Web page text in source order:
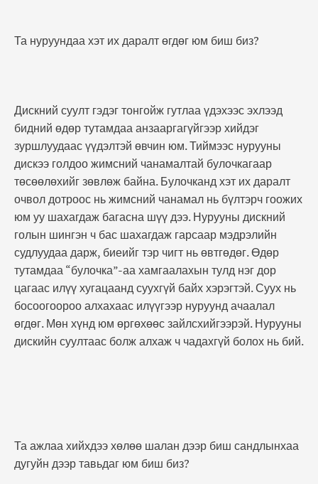
Та нуруундаа хэт их даралт өгдөг юм биш биз?
Дискний суулт гэдэг тонгойж гутлаа үдэхээс эхлээд
бидний өдөр тутамдаа анзааргагүйгээр хийдэг
зуршлуудаас үүдэлтэй өвчин юм. Тиймээс нурууны
дискээ голдоо жимсний чанамалтай булочкагаар
төсөөлөхийг зөвлөж байна. Булочканд хэт их даралт
очвол дотроос нь жимсний чанамал нь бүлтэрч гоожих
юм уу шахагдаж багасна шүү дээ. Нурууны дискний
голын шингэн ч бас шахагдаж гарсаар мэдрэлийн
судлуудаа дарж, биеийг тэр чигт нь өвтгөдөг. Өдөр
тутамдаа “булочка”-аа хамгаалахын тулд нэг дор
цагаас илүү хугацаанд суухгүй байх хэрэгтэй. Суух нь
босоогоороо алхахаас илүүгээр нуруунд ачаалал
өгдөг. Мөн хүнд юм өргөхөөс зайлсхийгээрэй. Нурууны
дискийн суултаас болж алхаж ч чадахгүй болох нь бий.
Та ажлаа хийхдээ хөлөө шалан дээр биш сандлынхаа
дугуйн дээр тавьдаг юм биш биз?